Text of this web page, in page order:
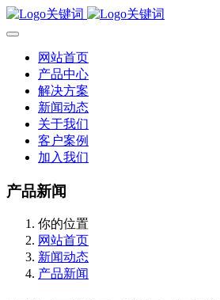
网站首页
产品中心
解决方案
新闻动态
关于我们
客户案例
加入我们
产品新闻
你的位置
网站首页
新闻动态
产品新闻